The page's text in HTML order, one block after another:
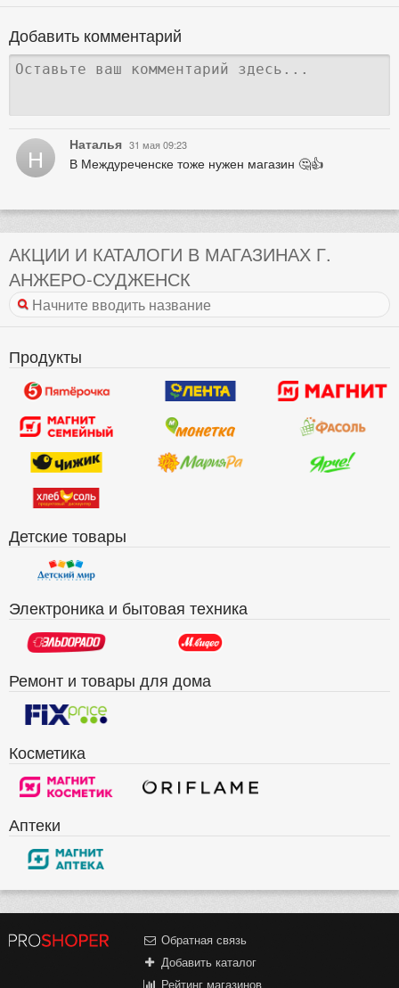
Добавить комментарий
Н Наталья 31 мая 09:23
В Междуреченске тоже нужен магазин 🤔👍
АКЦИИ И КАТАЛОГИ В МАГАЗИНАХ Г.
АНЖЕРО-СУДЖЕНСК
Продукты
Детские товары
Электроника и бытовая техника
Ремонт и товары для дома
Косметика
Аптеки
Обратная связь
Добавить каталог
Рейтинг магазинов